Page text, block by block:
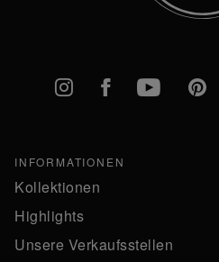
Instagram
FacebookYouTube
INFORMATIONEN
Kollektionen
Highlights
Unsere Verkaufsstellen